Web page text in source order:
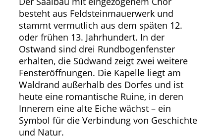
besteht aus Feldsteinmauerwerk und
stammt vermutlich aus dem späten 12.
oder frühen 13. Jahrhundert. In der
Ostwand sind drei Rundbogenfenster
erhalten, die Südwand zeigt zwei weitere
Fensteröffnungen. Die Kapelle liegt am
Waldrand außerhalb des Dorfes und ist
heute eine romantische Ruine, in deren
Innerem eine alte Eiche wächst – ein
Symbol für die Verbindung von Geschichte
und Natur.